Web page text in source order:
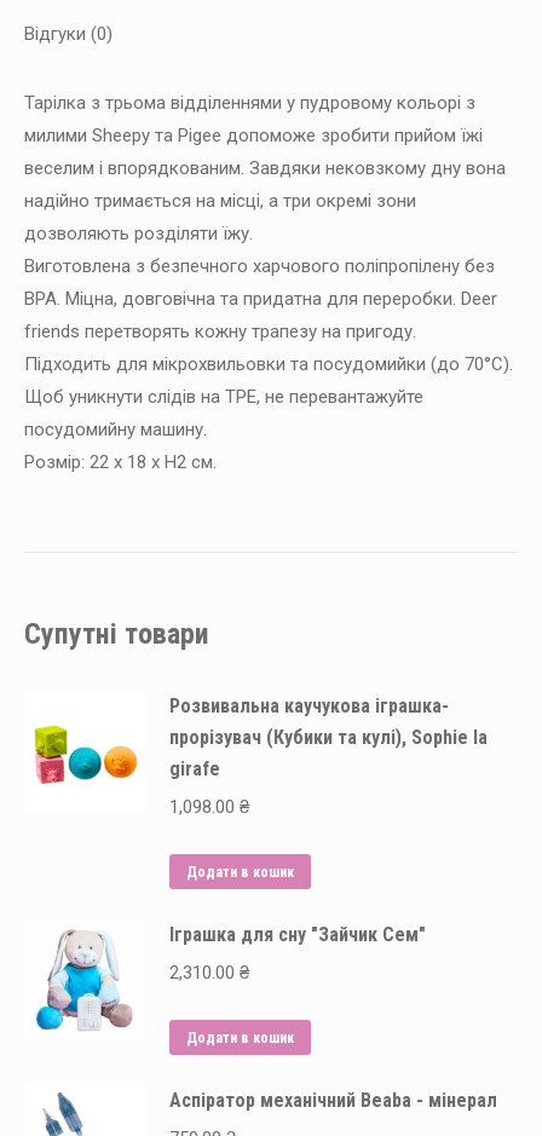
Відгуки (0)
Тарілка з трьома відділеннями у пудровому кольорі з
милими Sheepy та Pigee допоможе зробити прийом їжі
веселим і впорядкованим. Завдяки нековзкому дну вона
надійно тримається на місці, а три окремі зони
дозволяють розділяти їжу.
Виготовлена з безпечного харчового поліпропілену без
BPA. Міцна, довговічна та придатна для переробки. Deer
friends перетворять кожну трапезу на пригоду.
Підходить для мікрохвильовки та посудомийки (до 70°C).
Щоб уникнути слідів на TPE, не перевантажуйте
посудомийну машину.
Розмір: 22 x 18 x H2 см.
Супутні товари
Розвивальна каучукова іграшка-
прорізувач (Кубики та кулі), Sophie la
girafe
1,098.00 ₴
Додати в кошик
Іграшка для сну "Зайчик Сем"
2,310.00 ₴
Додати в кошик
Аспіратор механічний Beaba - мінерал